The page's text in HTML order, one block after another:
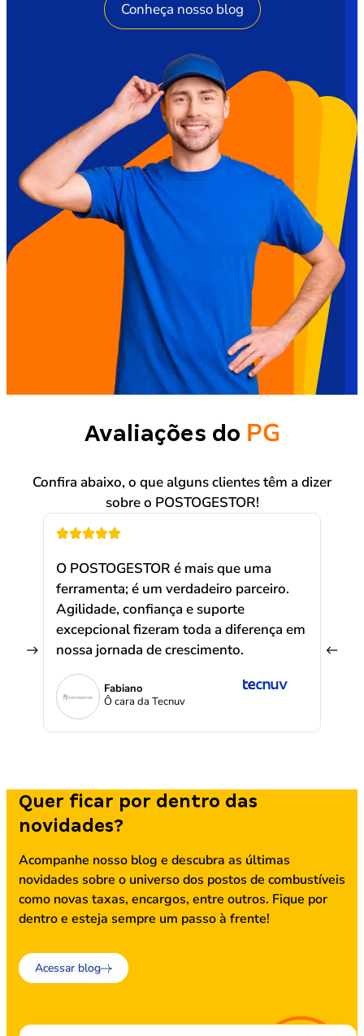
Conheça nosso blog
Avaliações do PG
Confira abaixo, o que alguns clientes têm a dizer
sobre o POSTOGESTOR!
O POSTOGESTOR é mais que uma
ferramenta; é um verdadeiro parceiro.
Agilidade, confiança e suporte
excepcional fizeram toda a diferença em
nossa jornada de crescimento.
Fabiano
Ô cara da Tecnuv
Quer ficar por dentro das
novidades?
Acompanhe nosso blog e descubra as últimas
novidades sobre o universo dos postos de combustíveis
como novas taxas, encargos, entre outros. Fique por
dentro e esteja sempre um passo à frente!
Acessar blog